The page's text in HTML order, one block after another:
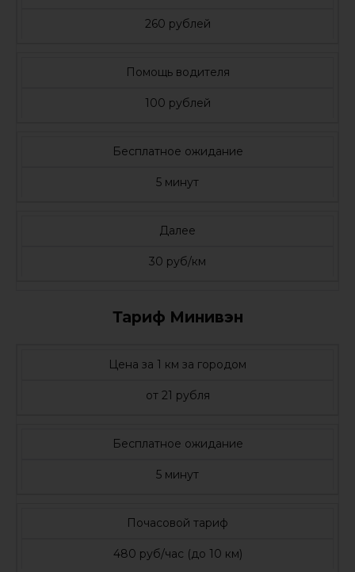
260 рублей
Помощь водителя
100 рублей
Бесплатное ожидание
5 минут
Далее
30 руб/км
Тариф Минивэн
Цена за 1 км за городом
от 21 рубля
Бесплатное ожидание
5 минут
Почасовой тариф
480 руб/час (до 10 км)